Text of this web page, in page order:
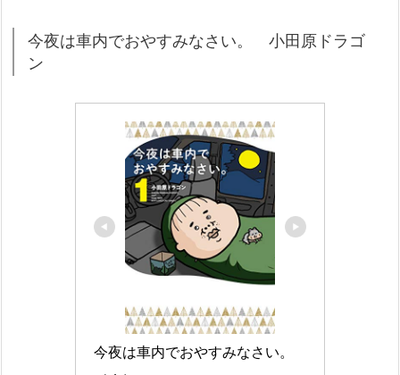
今夜は車内でおやすみなさい。 小田原ドラゴ
ン
今夜は車内でおやすみなさい。